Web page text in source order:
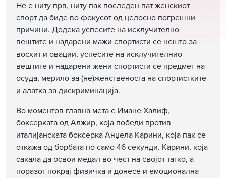
Не е ниту прв, ниту пак последен пат женскиот
спорт да биде во фокусот од целосно погрешни
причини. Додека успесите на исклучително
вештите и надарени мажи спортисти се нешто за
восхит и овации, успесите на исклучителнио
вештите и надарени жени спортисти се предмет на
осуда, мерило за (не)женственоста на спортистките
и алатка за дискриминација.
Во моментов главна мета е Иманe Халиф,
боксерката од Алжир, која победи против
италијанската боксерка Анџела Карини, која пак се
откажа од борбата по само 46 секунди. Карини, која
сакала да освои медал во чест на својот татко, а
поразот покрај физичка и донесе и емоционална